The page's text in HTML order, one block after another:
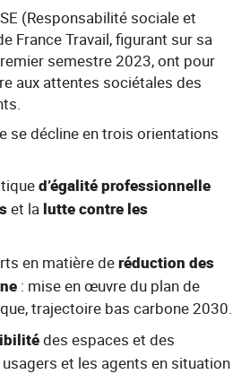
(Responsabilité sociale et
France Travail, figurant sur sa
semestre 2023, ont pour
aux attentes sociétales des
se décline en trois orientations
d’égalité professionnelle
et la lutte contre les
en matière deréduction des
: mise en œuvre du plan de
trajectoire bas carbone 2030.
des espaces et des
et les agents en situation